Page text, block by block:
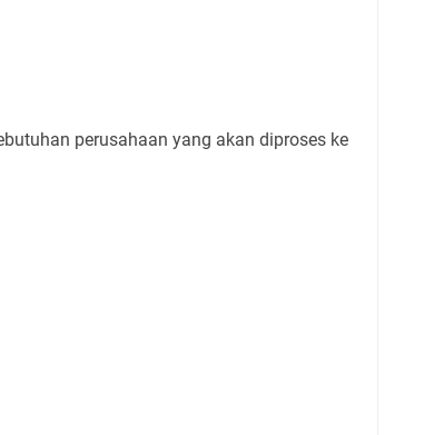
perusahaan yang akan diproses ke